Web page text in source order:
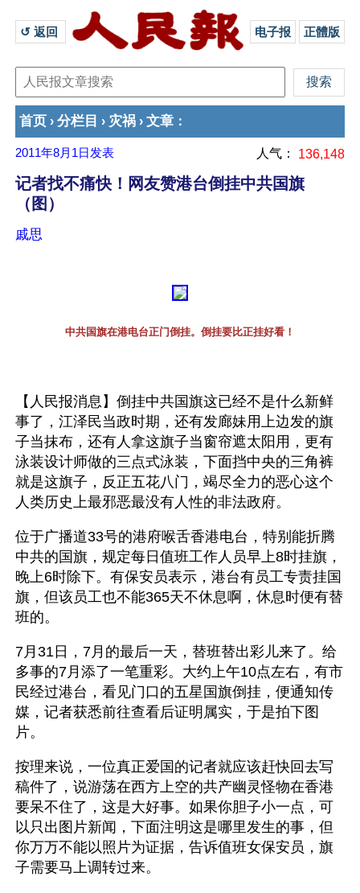
↺ 返回 电子报 正體版
首页 › 分栏目 › 灾祸 › 文章 ：
2011年8月1日 发表 人气： 136,148
记者找不痛快！网友赞港台倒挂中共国旗
（图）
戚思
中共国旗在港电台正门倒挂。倒挂要比正挂好看！
【人民报消息】倒挂中共国旗这已经不是什么新鲜
事了，江泽民当政时期，还有发廊妹用上边发的旗
子当抹布，还有人拿这旗子当窗帘遮太阳用，更有
泳装设计师做的三点式泳装，下面挡中央的三角裤
就是这旗子，反正五花八门，竭尽全力的恶心这个
人类历史上最邪恶最没有人性的非法政府。
位于广播道33号的港府喉舌香港电台，特别能折腾
中共的国旗，规定每日值班工作人员早上8时挂旗，
晚上6时除下。有保安员表示，港台有员工专责挂国
旗，但该员工也不能365天不休息啊，休息时便有替
班的。
7月31日，7月的最后一天，替班替出彩儿来了。给
多事的7月添了一笔重彩。大约上午10点左右，有市
民经过港台，看见门口的五星国旗倒挂，便通知传
媒，记者获悉前往查看后证明属实，于是拍下图
片。
按理来说，一位真正爱国的记者就应该赶快回去写
稿件了，说游荡在西方上空的共产幽灵怪物在香港
要呆不住了，这是大好事。如果你胆子小一点，可
以只出图片新闻，下面注明这是哪里发生的事，但
你万万不能以照片为证据，告诉值班女保安员，旗
子需要马上调转过来。